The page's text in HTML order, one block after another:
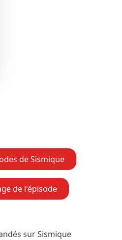
de Sismique
de l'épisode
sur Sismique